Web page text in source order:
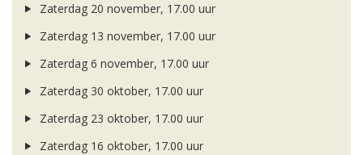
Zaterdag 20 november, 17.00 uur
Zaterdag 13 november, 17.00 uur
Zaterdag 6 november, 17.00 uur
Zaterdag 30 oktober, 17.00 uur
Zaterdag 23 oktober, 17.00 uur
Zaterdag 16 oktober, 17.00 uur